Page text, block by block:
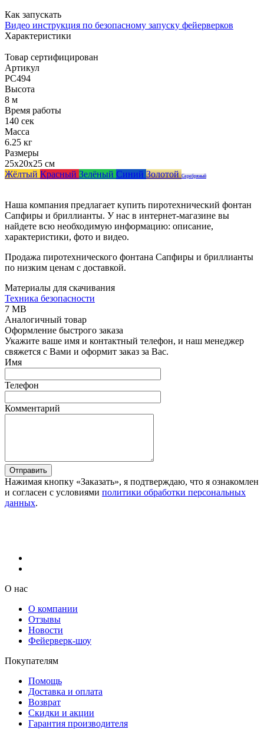
Как запускать
Видео инструкция по безопасному запуску фейерверков
Характеристики
Товар сертифицирован
Артикул
РС494
Высота
8 м
Время работы
140 сек
Масса
6.25 кг
Размеры
25x20x25 см
Жёлтый Красный Зелёный Синий ЗолотойСеребряный
Наша компания предлагает купить пиротехнический фонтан
Сапфиры и бриллианты. У нас в интернет-магазине вы
найдете всю необходимую информацию: описание,
характеристики, фото и видео.
Продажа пиротехнического фонтана Сапфиры и бриллианты
по низким ценам с доставкой.
Материалы для скачивания
Техника безопасности
7 MB
Аналогичный товар
Оформление быстрого заказа
Укажите ваше имя и контактный телефон, и наш менеджер
свяжется с Вами и оформит заказ за Вас.
Имя
Телефон
Комментарий
Отправить
Нажимая кнопку «Заказать», я подтверждаю, что я ознакомлен
и согласен с условиями политики обработки персональных
данных.
О нас
О компании
Отзывы
Новости
Фейерверк-шоу
Покупателям
Помощь
Доставка и оплата
Возврат
Скидки и акции
Гарантия производителя